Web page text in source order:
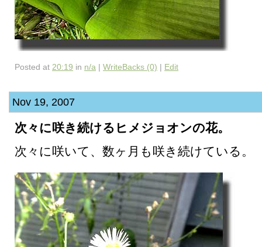
Posted at 20:19 in n/a | WriteBacks (0) | Edit
Nov 19, 2007
次々に咲き続けるヒメジョオンの花。
次々に咲いて、数ヶ月も咲き続けている。